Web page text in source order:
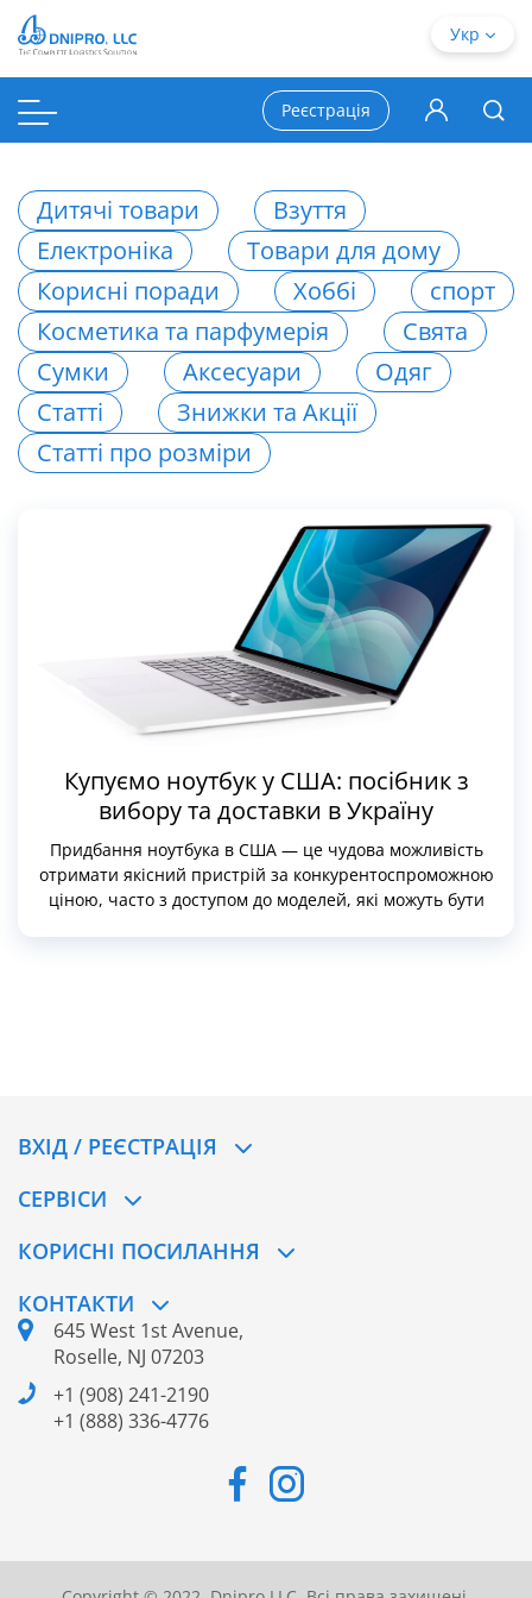
Дитячі товари
Взуття
Електроніка
Товари для дому
Корисні поради
Хоббі
спорт
Косметика та парфумерія
Свята
Сумки
Аксесуари
Одяг
Статті
Знижки та Акції
Статті про розміри
Купуємо ноутбук у США: посібник з
вибору та доставки в Україну
Придбання ноутбука в США — це чудова можливість
отримати якісний пристрій за конкурентоспроможною
ціною, часто з доступом до моделей, які можуть бути
Укр
Реєстрація
ВХІД / РЕЄСТРАЦІЯ
CЕРВІСИ
КОРИСНІ ПОСИЛАННЯ
КОНТАКТИ
645 West 1st Avenue,
Roselle, NJ 07203
+1 (908) 241-2190
+1 (888) 336-4776